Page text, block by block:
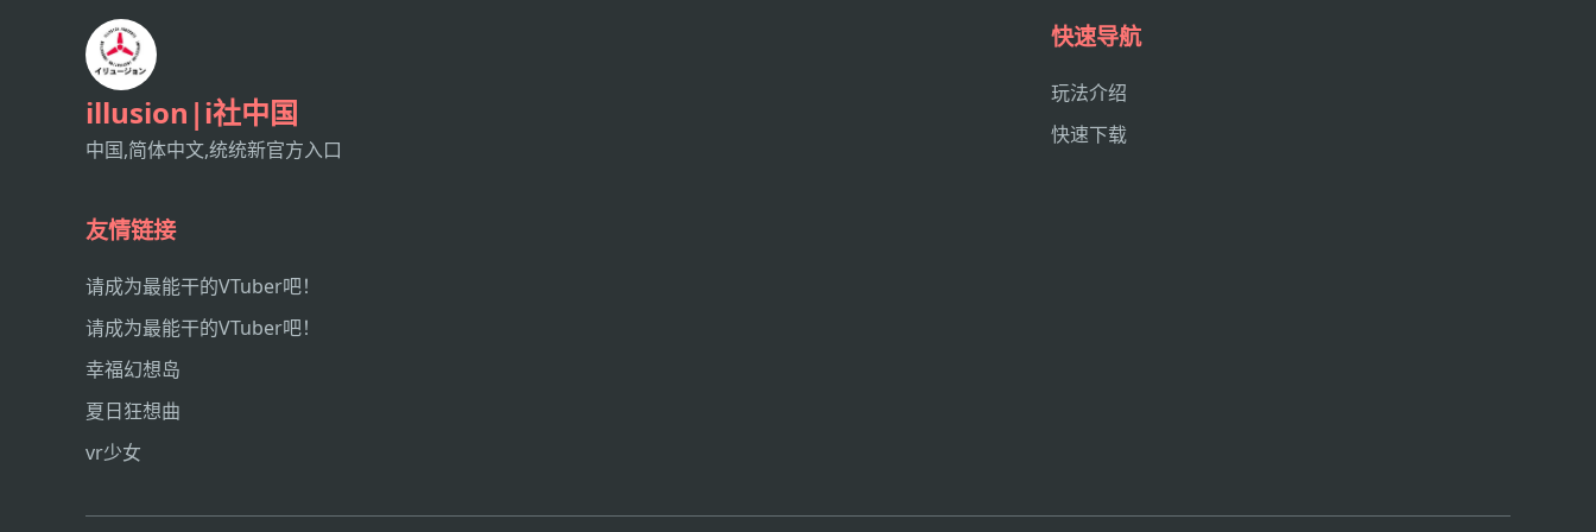
illusion|i社中国
中国,简体中文,统统新官方入口
快速导航
玩法介绍
快速下载
友情链接
请成为最能干的VTuber吧！
请成为最能干的VTuber吧！
幸福幻想岛
夏日狂想曲
vr少女